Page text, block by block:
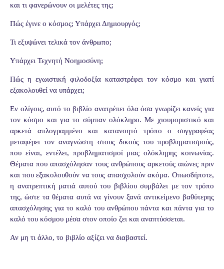
και τι φανερώνουν οι μελέτες της;
Πώς έγινε ο κόσμος; Υπάρχει Δημιουργός;
Τι εξυψώνει τελικά τον άνθρωπο;
Υπάρχει Τεχνητή Νοημοσύνη;
Πώς η εγωιστική φιλοδοξία καταστρέφει τον κόσμο και γιατί
εξακολουθεί να υπάρχει;
Εν ολίγοις, αυτό το βιβλίο ανατρέπει όλα όσα γνωρίζει κανείς για
τον κόσμο και για το σύμπαν ολόκληρο. Με χιουμοριστικό και
αρκετά απλογραμμένο και κατανοητό τρόπο ο συγγραφέας
μεταφέρει τον αναγνώστη στους δικούς του προβληματισμούς,
που είναι, εντέλει, προβληματισμοί μιας ολόκληρης κοινωνίας.
Θέματα που απασχόλησαν τους ανθρώπους αρκετούς αιώνες πριν
και που εξακολουθούν να τους απασχολούν ακόμα. Οπωσδήποτε,
η ανατρεπτική ματιά αυτού του βιβλίου συμβάλει με τον τρόπο
της, ώστε τα θέματα αυτά να γίνουν ξανά αντικείμενο βαθύτερης
απασχόλησης για το καλό του ανθρώπου πάντα και πάντα για το
καλό του κόσμου μέσα στον οποίο ζει και αναπτύσσεται.
Αν μη τι άλλο, το βιβλίο αξίζει να διαβαστεί.